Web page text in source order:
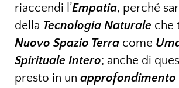
riaccendi l’Empatia, perché
della Tecnologia Naturale che
Nuovo Spazio Terra come
Spirituale Intero; anche di
presto in un